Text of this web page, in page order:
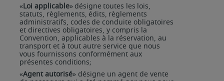
«Loi applicable» désigne toutes les lois,
statuts, règlements, édits, règlements
administratifs, codes de conduite obligatoires
et directives obligatoires, y compris la
Convention, applicables à la réservation, au
transport et à tout autre service que nous
vous fournissons conformément aux
présentes conditions;
«Agent autorisé» désigne un agent de vente